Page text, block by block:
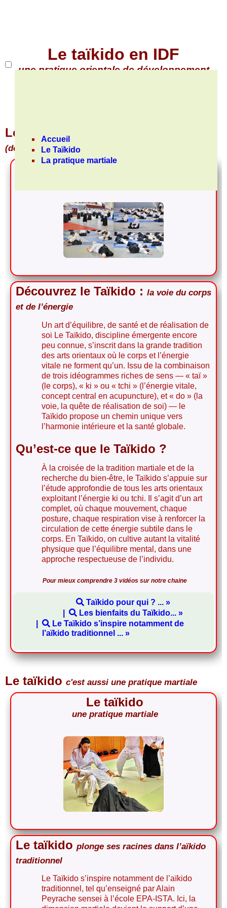
Accueil
Le Taïkido
La pratique martiale
Le taïkido en IDF
une pratique orientale de développement
Le taïkido
un art de developpement personnel
(do)
Découvrez le Taïkido : la voie du corps
et de l’énergie
Un art d’équilibre, de santé et de réalisation de
soi Le Taïkido, discipline émergente encore
peu connue, s’inscrit dans la grande tradition
des arts orientaux où le corps et l’énergie
vitale ne forment qu’un. Issu de la combinaison
de trois idéogrammes riches de sens — « taï »
(le corps), « ki » ou « tchi » (l’énergie vitale,
concept central en acupuncture), et « do » (la
voie, la quête de réalisation de soi) — le
Taïkido propose un chemin unique vers
l’harmonie intérieure et la santé globale.
Qu’est-ce que le Taïkido ?
À la croisée de la tradition martiale et de la
recherche du bien-être, le Taïkido s’appuie sur
l’étude approfondie de tous les arts orientaux
exploitant l’énergie ki ou tchi. Il s’agit d’un art
complet, où chaque mouvement, chaque
posture, chaque respiration vise à renforcer la
circulation de cette énergie subtile dans le
corps. En Taïkido, on cultive autant la vitalité
physique que l’équilibre mental, dans une
approche respectueuse de l’individu.
Pour mieux comprendre 3 vidéos sur notre chaine
Taïkido pour qui ? ... »
Les bienfaits du Taïkido... »
Le Taïkido s’inspire notamment de
l’aïkido traditionnel ... »
Le taïkido c'est aussi une pratique martiale
Le taïkido
une pratique martiale
Le taïkido plonge ses racines dans l’aïkido
traditionnel
Le Taïkido s’inspire notamment de l’aïkido
traditionnel, tel qu’enseigné par Alain
Peyrache sensei à l’école EPA-ISTA. Ici, la